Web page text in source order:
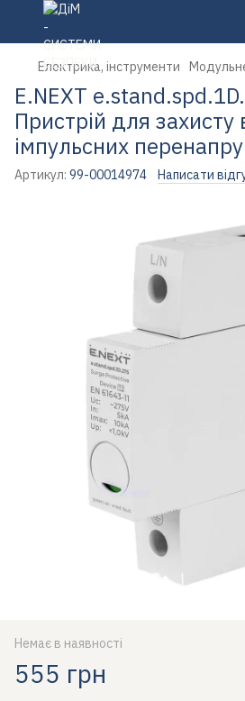
Електрика, інструменти
E.NEXT
Пристрій для захисту
імпульсних
Артикул: 99-00014974 Написати
Немає в наявності
555 грн